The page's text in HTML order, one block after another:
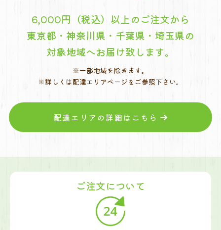
6,000円（税込）以上のご注文から
東京都・神奈川県・千葉県・埼玉県の
対象地域へお届け致します。
※一部地域を除きます。
※詳しくは配達エリアページをご参照下さい。
配達エリアの詳細はこちら
ご注文について